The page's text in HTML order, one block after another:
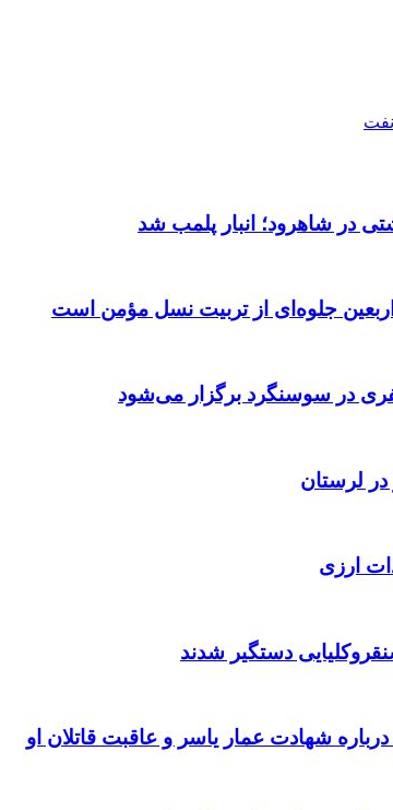
جلوه‌ای از تربیت نسل مؤمن است
در سوسنگرد برگزار می‌شود
دستگیر شدند
شهادت عمار یاسر و عاقبت قاتلان او